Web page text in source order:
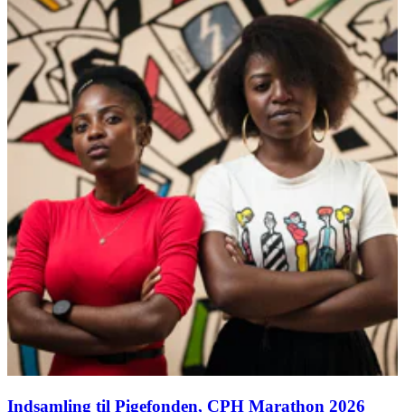
Indsamling til Pigefonden, CPH Marathon 2026